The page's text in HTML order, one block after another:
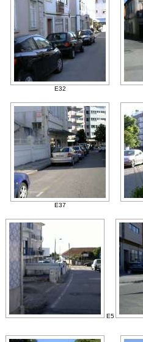
E32
E37
E5